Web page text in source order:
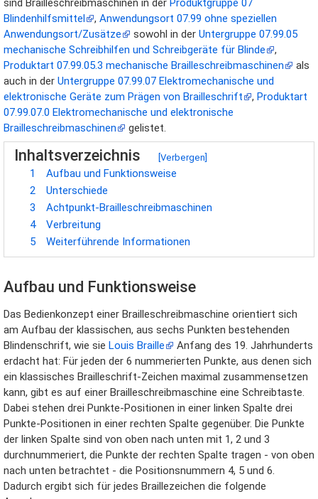
Blindenhilfsmittel
, Anwendungsort 07.99 ohne speziellen
Anwendungsort/Zusätze
sowohl in der Untergruppe 07.99.05
mechanische Schreibhilfen und Schreibgeräte für Blinde
,
Produktart 07.99.05.3 mechanische Brailleschreibmaschinen
als
auch in der Untergruppe 07.99.07 Elektromechanische und
elektronische Geräte zum Prägen von Brailleschrift
, Produktart
07.99.07.0 Elektromechanische und elektronische
Brailleschreibmaschinen
gelistet.
Inhaltsverzeichnis [Verbergen]
1
Aufbau und Funktionsweise
2
Unterschiede
3
Achtpunkt-Brailleschreibmaschinen
4
Verbreitung
5
Weiterführende Informationen
Aufbau und Funktionsweise
Das Bedienkonzept einer Brailleschreibmaschine orientiert sich
am Aufbau der klassischen, aus sechs Punkten bestehenden
Blindenschrift, wie sie Louis Braille
Anfang des 19. Jahrhunderts
erdacht hat: Für jeden der 6 nummerierten Punkte, aus denen sich
ein klassisches Brailleschrift-Zeichen maximal zusammensetzen
kann, gibt es auf einer Brailleschreibmaschine eine Schreibtaste.
Dabei stehen drei Punkte-Positionen in einer linken Spalte drei
Punkte-Positionen in einer rechten Spalte gegenüber. Die Punkte
der linken Spalte sind von oben nach unten mit 1, 2 und 3
durchnummeriert, die Punkte der rechten Spalte tragen - von oben
nach unten betrachtet - die Positionsnummern 4, 5 und 6.
Dadurch ergibt sich für jedes Braillezeichen die folgende